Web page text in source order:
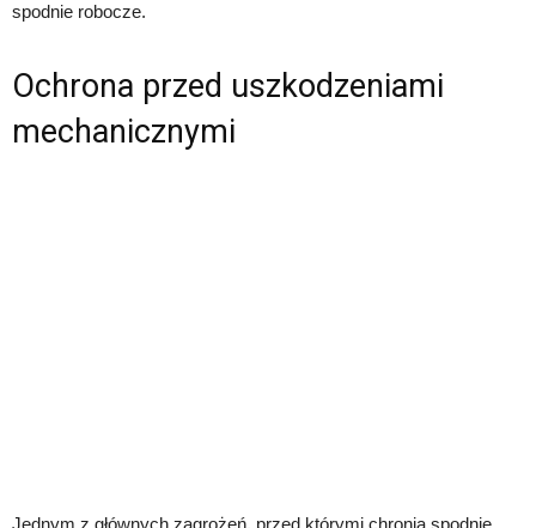
spodnie robocze.
Ochrona przed uszkodzeniami
mechanicznymi